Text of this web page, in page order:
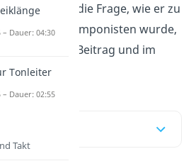
Antwort auf die Frage, wie er zu
der größten Komponisten wurde,
du in diesem Beitrag und im
– Dauer: 04:30
Tonleiter
– Dauer: 02:55
Takt